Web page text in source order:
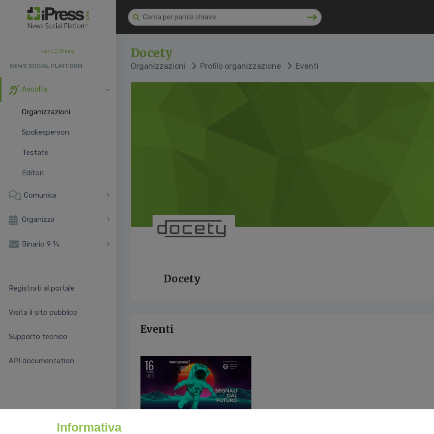
ver. 4.0.70 beta
NEWS SOCIAL PLATFORM
Ascolta
Organizzazioni
Spokesperson
Testate
Editori
Comunica
Organizza
Binario 9 ¾
Registrati al portale
Visita il sito pubblico
Supporto tecnico
API documentation
Docety
Organizzazioni Profilo organizzazione Eventi
Docety
Eventi
Informativa